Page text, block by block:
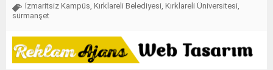
İzmaritsiz Kampüs Kırklareli Belediyesi Kırklareli Üniversitesi
sürmanşet